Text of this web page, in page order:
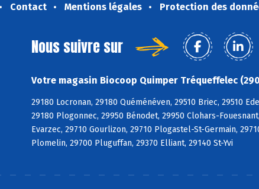
Contact Mentions légales Protection des
Nous suivre sur
Votre magasin Biocoop Quimper Tréqueffelec
29180 Locronan, 29180 Quéménéven, 29510 Briec, 29510
29180 Plogonnec, 29950 Bénodet, 29950 Clohars-
Evarzec, 29710 Gourlizon, 29710 Plogastel-St-Germain,
Plomelin, 29700 Pluguffan, 29370 Elliant, 29140 St-Yvi